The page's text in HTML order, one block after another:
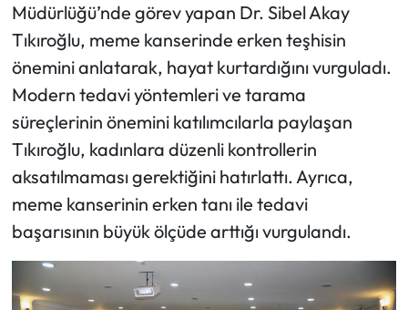
Müdürlüğü’nde görev yapan Dr. Sibel Akay
Tıkıroğlu, meme kanserinde erken teşhisin
önemini anlatarak, hayat kurtardığını vurguladı.
Modern tedavi yöntemleri ve tarama
süreçlerinin önemini katılımcılarla paylaşan
Tıkıroğlu, kadınlara düzenli kontrollerin
aksatılmaması gerektiğini hatırlattı. Ayrıca,
meme kanserinin erken tanı ile tedavi
başarısının büyük ölçüde arttığı vurgulandı.